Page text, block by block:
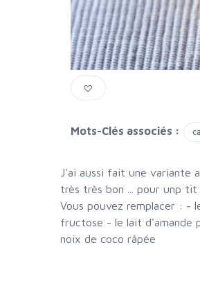
Mots-Clés associés :
J'ai aussi fait une variante
très très bon ... pour unp
Vous pouvez remplacer : -
fructose - le lait d'amande
noix de coco râpée